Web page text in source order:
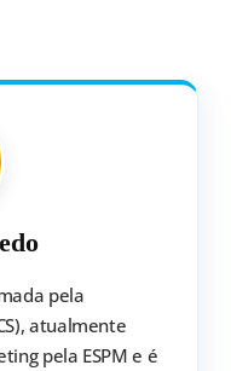
pela
atualmente
pela ESPM e é